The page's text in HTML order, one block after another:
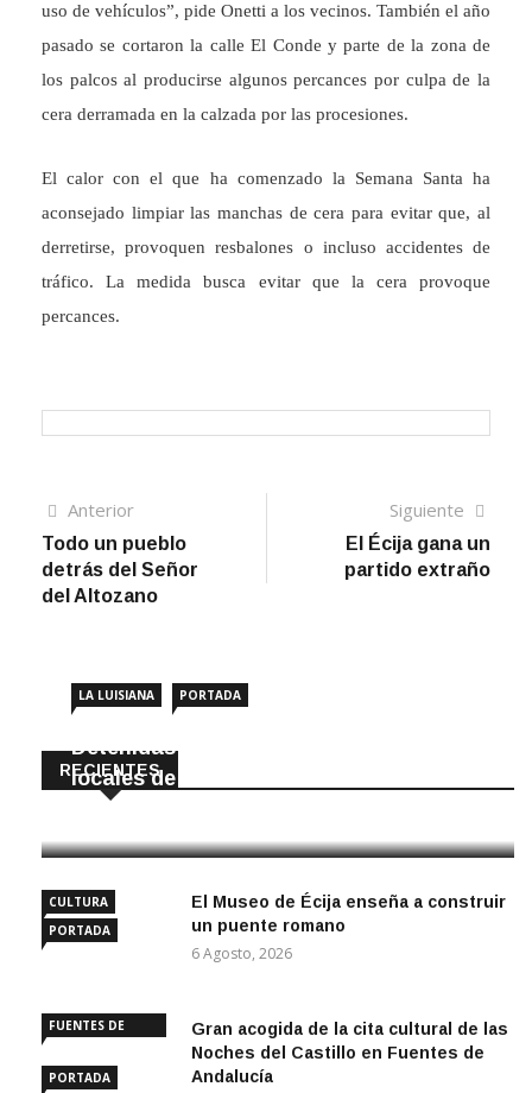
uso de vehículos”, pide Onetti a los vecinos. También el año
pasado se cortaron la calle El Conde y parte de la zona de
los palcos al producirse algunos percances por culpa de la
cera derramada en la calzada por las procesiones.
El calor con el que ha comenzado la Semana Santa ha
aconsejado limpiar las manchas de cera para evitar que, al
derretirse, provoquen resbalones o incluso accidentes de
tráfico. La medida busca evitar que la cera provoque
percances.
Navegación
de
entradas
AnteriorArtículo
anterior
Todo un pueblo
detrás del Señor
del Altozano
Siguiente
El Écija gana un
partido extraño
RECIENTES
LA LUISIANA PORTADA
Detenidas dos personas por robar en
locales de La Luisiana
CULTURA
PORTADA
El Museo de Écija enseña a construir
un puente romano
6 Agosto, 2026
FUENTES DE
PORTADA
Gran acogida de la cita cultural de las
Noches del Castillo en Fuentes de
Andalucía